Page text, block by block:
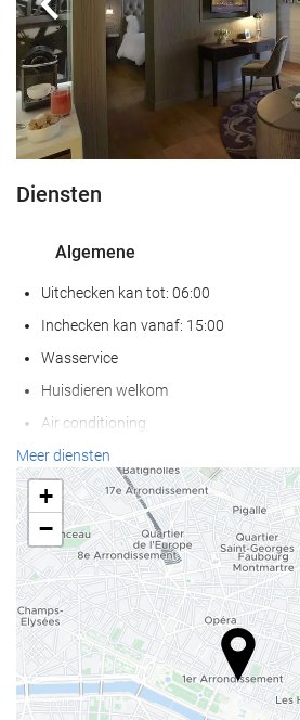
Vorige
Diensten
Algemene
Uitchecken kan tot: 06:00
Inchecken kan vanaf: 15:00
Wasservice
Huisdieren welkom
Air conditioning
Verwarming
Lift
Mensen met beperkte mobiliteit
Kamers voor niet rokers
Niet-roken in gehele accommodatie
Geluiddichte kamers
Receptiediensten
24-uursreceptie
Meer diensten
+
−